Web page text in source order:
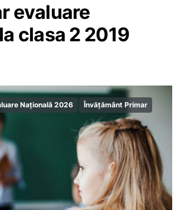
evaluare
clasa 2 2019
Națională 2026
Învățământ Primar